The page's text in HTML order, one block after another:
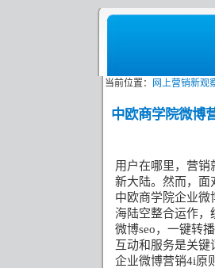
当前位置： 网上营销新观
中欧商学院微博
用户在哪里，营销
新大陆。然而，面
中欧商学院企业微
海陆空整合运作，
微博seo，一键转
互动和服务是关键
企业微博营销4i原